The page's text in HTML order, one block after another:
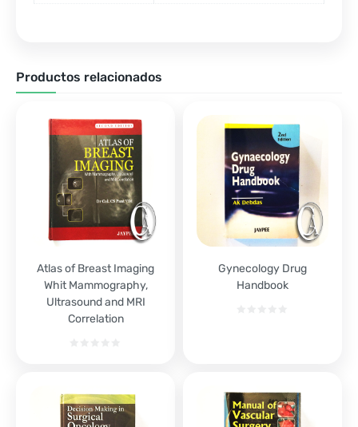
Productos relacionados
Atlas of Breast Imaging
Whit Mammography,
Ultrasound and MRI
Correlation
Gynecology Drug
Handbook